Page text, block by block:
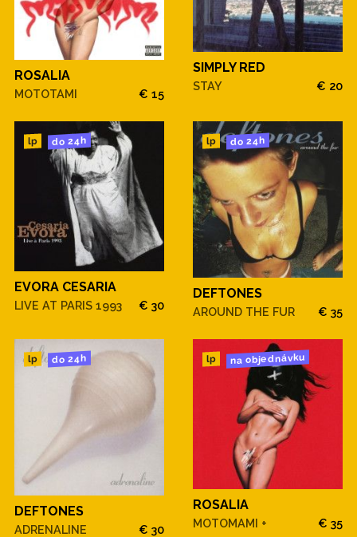
ROSALIA
MOTOTAMI € 15
SIMPLY RED
STAY € 20
lp do 24h
EVORA CESARIA
LIVE AT PARIS 1993 € 30
lp do 24h
DEFTONES
AROUND THE FUR € 35
lp do 24h
DEFTONES
ADRENALINE € 30
lp na objednávku
ROSALIA
MOTOMAMI + € 35